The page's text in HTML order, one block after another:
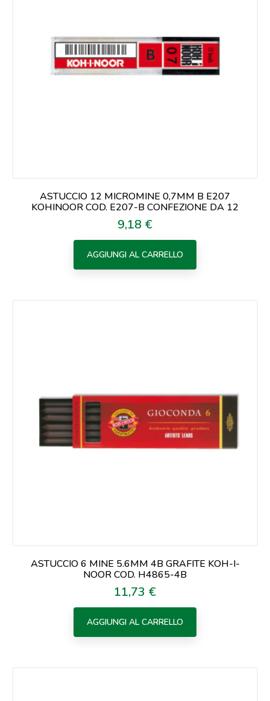
ASTUCCIO 12 MICROMINE 0,7MM B E207
KOHINOOR COD. E207-B CONFEZIONE DA 12
Prezzo
9,18 €
AGGIUNGI AL CARRELLO
ASTUCCIO 6 MINE 5.6MM 4B GRAFITE KOH-I-
NOOR COD. H4865-4B
Prezzo
11,73 €
AGGIUNGI AL CARRELLO